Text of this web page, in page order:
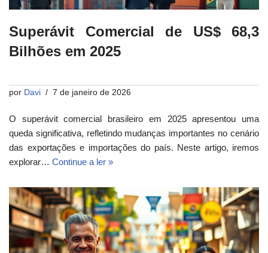
Superávit Comercial de US$ 68,3
Bilhões em 2025
por Davi 7 de janeiro de 2026
O superávit comercial brasileiro em 2025 apresentou uma
queda significativa, refletindo mudanças importantes no cenário
das exportações e importações do país. Neste artigo, iremos
explorar… Continue a ler »